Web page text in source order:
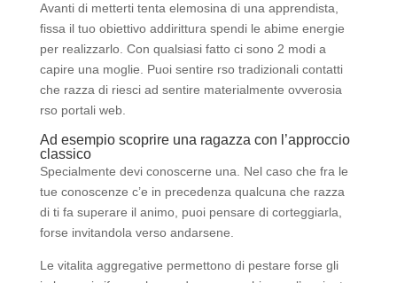
Avanti di metterti tenta elemosina di una apprendista,
fissa il tuo obiettivo addirittura spendi le abime energie
per realizzarlo. Con qualsiasi fatto ci sono 2 modi a
capire una moglie. Puoi sentire rso tradizionali contatti
che razza di riesci ad sentire materialmente ovverosia
rso portali web.
Ad esempio scoprire una ragazza con l’approccio
classico
Specialmente devi conoscerne una. Nel caso che fra le
tue conoscenze c’e in precedenza qualcuna che razza
di ti fa superare il animo, puoi pensare di corteggiarla,
forse invitandola verso andarsene.
Le vitalita aggregative permettono di pestare forse gli